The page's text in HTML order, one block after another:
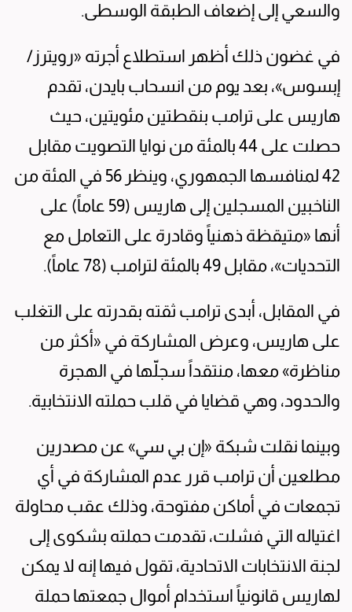
والسعي إلى إضعاف الطبقة الوسطى.
في غضون ذلك أظهر استطلاع أجرته «رويترز/
إبسوس»، بعد يوم من انسحاب بايدن، تقدم
هاريس على ترامب بنقطتين مئويتين، حيث
حصلت على 44 بالمئة من نوايا التصويت مقابل
42 لمنافسها الجمهوري، وينظر 56 في المئة من
الناخبين المسجلين إلى هاريس (59 عاماً) على
أنها «متيقظة ذهنياً وقادرة على التعامل مع
التحديات»، مقابل 49 بالمئة لترامب (78 عاماً).
في المقابل، أبدى ترامب ثقته بقدرته على التغلب
على هاريس، وعرض المشاركة في «أكثر من
مناظرة» معها، منتقداً سجلّها في الهجرة
والحدود، وهي قضايا في قلب حملته الانتخابية.
وبينما نقلت شبكة «إن بي سي» عن مصدرين
مطلعين أن ترامب قرر عدم المشاركة في أي
تجمعات في أماكن مفتوحة، وذلك عقب محاولة
اغتياله التي فشلت، تقدمت حملته بشكوى إلى
لجنة الانتخابات الاتحادية، تقول فيها إنه لا يمكن
لهاريس قانونياً استخدام أموال جمعتها حملة